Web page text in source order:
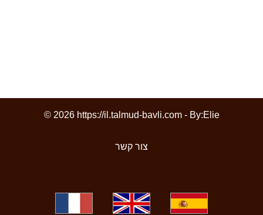
© 2026 https://il.talmud-bavli.com - By:Elie
צור קשר